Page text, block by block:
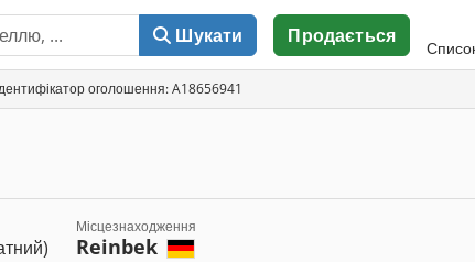
Шукати Продається
оголошення: A18656941
Місцезнаходження
Reinbek